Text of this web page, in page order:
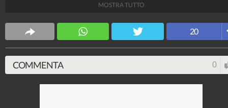
MOSTRA TUTTO
20
COMMENTA 0